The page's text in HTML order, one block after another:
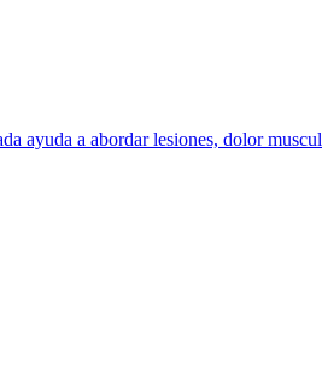
ayuda a abordar lesiones, dolor